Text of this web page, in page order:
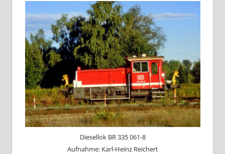
Diesellok BR 335 061-8
Aufnahme: Karl-Heinz Reichert